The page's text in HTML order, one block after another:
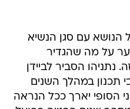
עם סגן הנשיא
על מה שהגדיר
נתניהו הסביר לביידן
תכנון במהלך השנים
הסופי יארך ככל הנראה